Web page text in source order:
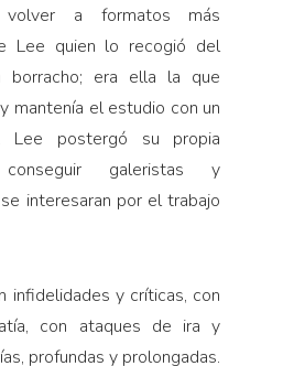
a formatos más
Lee quien lo recogió del
borracho; era ella la que
mantenía el estudio con un
Lee postergó su propia
galeristas y
interesaran por el trabajo
infidelidades y críticas, con
con ataques de ira y
profundas y prolongadas.